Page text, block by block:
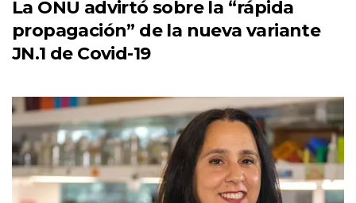
La ONU advirtó sobre la “rápida
propagación” de la nueva variante
JN.1 de Covid-19